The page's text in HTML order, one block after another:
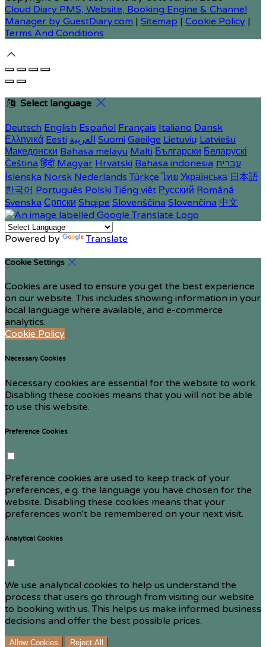
Cloud Diary PMS, Website, Booking Engine & Channel
Manager by GuestDiary.com | Sitemap | Cookie Policy |
Terms And Conditions
Select language
Deutsch English Español Français Italiano Dansk
Ελληνικά Eesti العربية Suomi Gaeilge Lietuvių Latviešu
Македонски Bahasa melayu Malti Български Беларускі
Čeština हिंदी Magyar Hrvatski Bahasa indonesia עברית
Íslenska Norsk Nederlands Türkçe ไทย Українська 日本語
한국어 Português Polski Tiếng việt Русский Română
Svenska Српски Shqipe Slovenščina Slovenčina 中文
Powered by Translate
Cookie Settings
Cookies are used to ensure you get the best experience
on our website. This includes showing information in your
local language where available, and e-commerce
analytics.
Cookie Policy
Necessary Cookies
Necessary cookies are essential for the website to work.
Disabling these cookies means that you will not be able
to use this website.
Preference Cookies
Preference cookies are used to keep track of your
preferences, e.g. the language you have chosen for the
website. Disabling these cookies means that your
preferences won't be remembered on your next visit.
Analytical Cookies
We use analytical cookies to help us understand the
process that users go through from visiting our website
to booking with us. This helps us make informed business
decisions and offer the best possible prices.
Allow Cookies Reject All